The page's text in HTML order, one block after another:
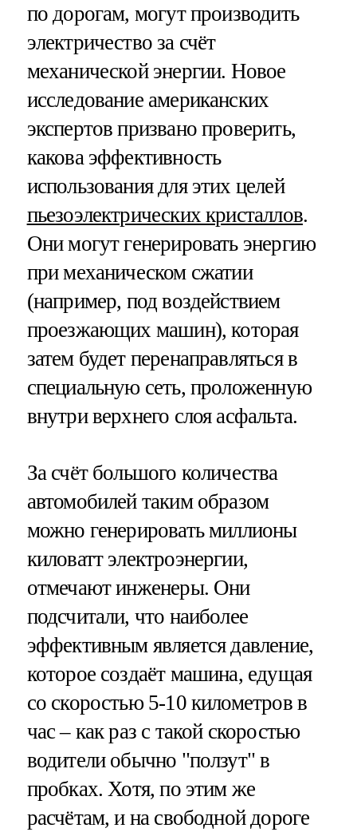
по дорогам, могут производить
электричество за счёт
механической энергии. Новое
исследование американских
экспертов призвано проверить,
какова эффективность
использования для этих целей
пьезоэлектрических кристаллов.
Они могут генерировать энергию
при механическом сжатии
(например, под воздействием
проезжающих машин), которая
затем будет перенаправляться в
специальную сеть, проложенную
внутри верхнего слоя асфальта.
За счёт большого количества
автомобилей таким образом
можно генерировать миллионы
киловатт электроэнергии,
отмечают инженеры. Они
подсчитали, что наиболее
эффективным является давление,
которое создаёт машина, едущая
со скоростью 5-10 километров в
час – как раз с такой скоростью
водители обычно "ползут" в
пробках. Хотя, по этим же
расчётам, и на свободной дороге